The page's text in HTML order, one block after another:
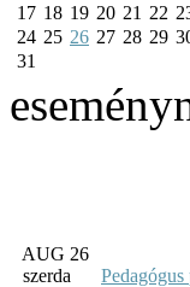
17 18 19 20 21 22
24 25 26 27 28 29
31
AUG 26
szerda